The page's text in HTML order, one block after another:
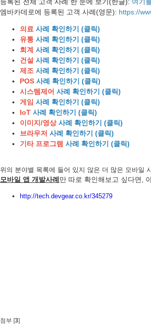
엠바카데로에 등록된 고객 사례(영문): https://
의료 사례 확인하기 (클릭)
유통 사례 확인하기 (클릭)
회계 사례 확인하기 (클릭)
건설 사례 확인하기 (클릭)
제조 사례 확인하기 (클릭)
POS 사례 확인하기 (클릭)
시스템제어 사례 확인하기 (클릭)
게임 사례 확인하기 (클릭)
IoT 사례 확인하기 (클릭)
이미지/영상사례 확인하기 (클릭)
브라우저 사례 확인하기 (클릭)
기타 프로그램 사례 확인하기 (클릭)
위의 분야별 목록에 들어 있지 않은 더 많은 모바일
모바일 앱 개발사례 만 따로 확인해보고 싶다면,
http://tech.devgear.co.kr/345279
첨부 [3]